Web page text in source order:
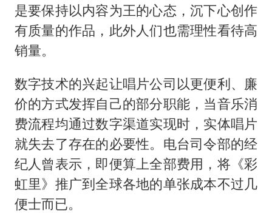
是要保持以内容为王的心态，沉下心创作
有质量的作品，此外人们也需理性看待高
销量。
数字技术的兴起让唱片公司以更便利、廉
价的方式发挥自己的部分职能，当音乐消
费流程均通过数字渠道实现时，实体唱片
就失去了存在的必要性。电台司令部的经
纪人曾表示，即便算上全部费用，将《彩
虹里》推广到全球各地的单张成本不过几
便士而已。